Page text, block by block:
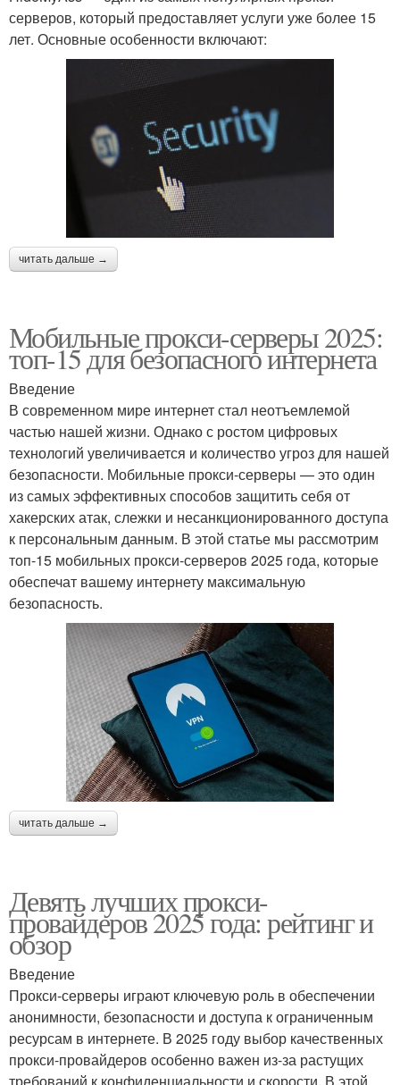
серверов, который предоставляет услуги уже более 15
лет. Основные особенности включают:
читать дальше →
Мобильные прокси-серверы 2025:
топ-15 для безопасного интернета
Введение
В современном мире интернет стал неотъемлемой
частью нашей жизни. Однако с ростом цифровых
технологий увеличивается и количество угроз для нашей
безопасности. Мобильные прокси-серверы — это один
из самых эффективных способов защитить себя от
хакерских атак, слежки и несанкционированного доступа
к персональным данным. В этой статье мы рассмотрим
топ-15 мобильных прокси-серверов 2025 года, которые
обеспечат вашему интернету максимальную
безопасность.
читать дальше →
Девять лучших прокси-
провайдеров 2025 года: рейтинг и
обзор
Введение
Прокси-серверы играют ключевую роль в обеспечении
анонимности, безопасности и доступа к ограниченным
ресурсам в интернете. В 2025 году выбор качественных
прокси-провайдеров особенно важен из-за растущих
требований к конфиденциальности и скорости. В этой